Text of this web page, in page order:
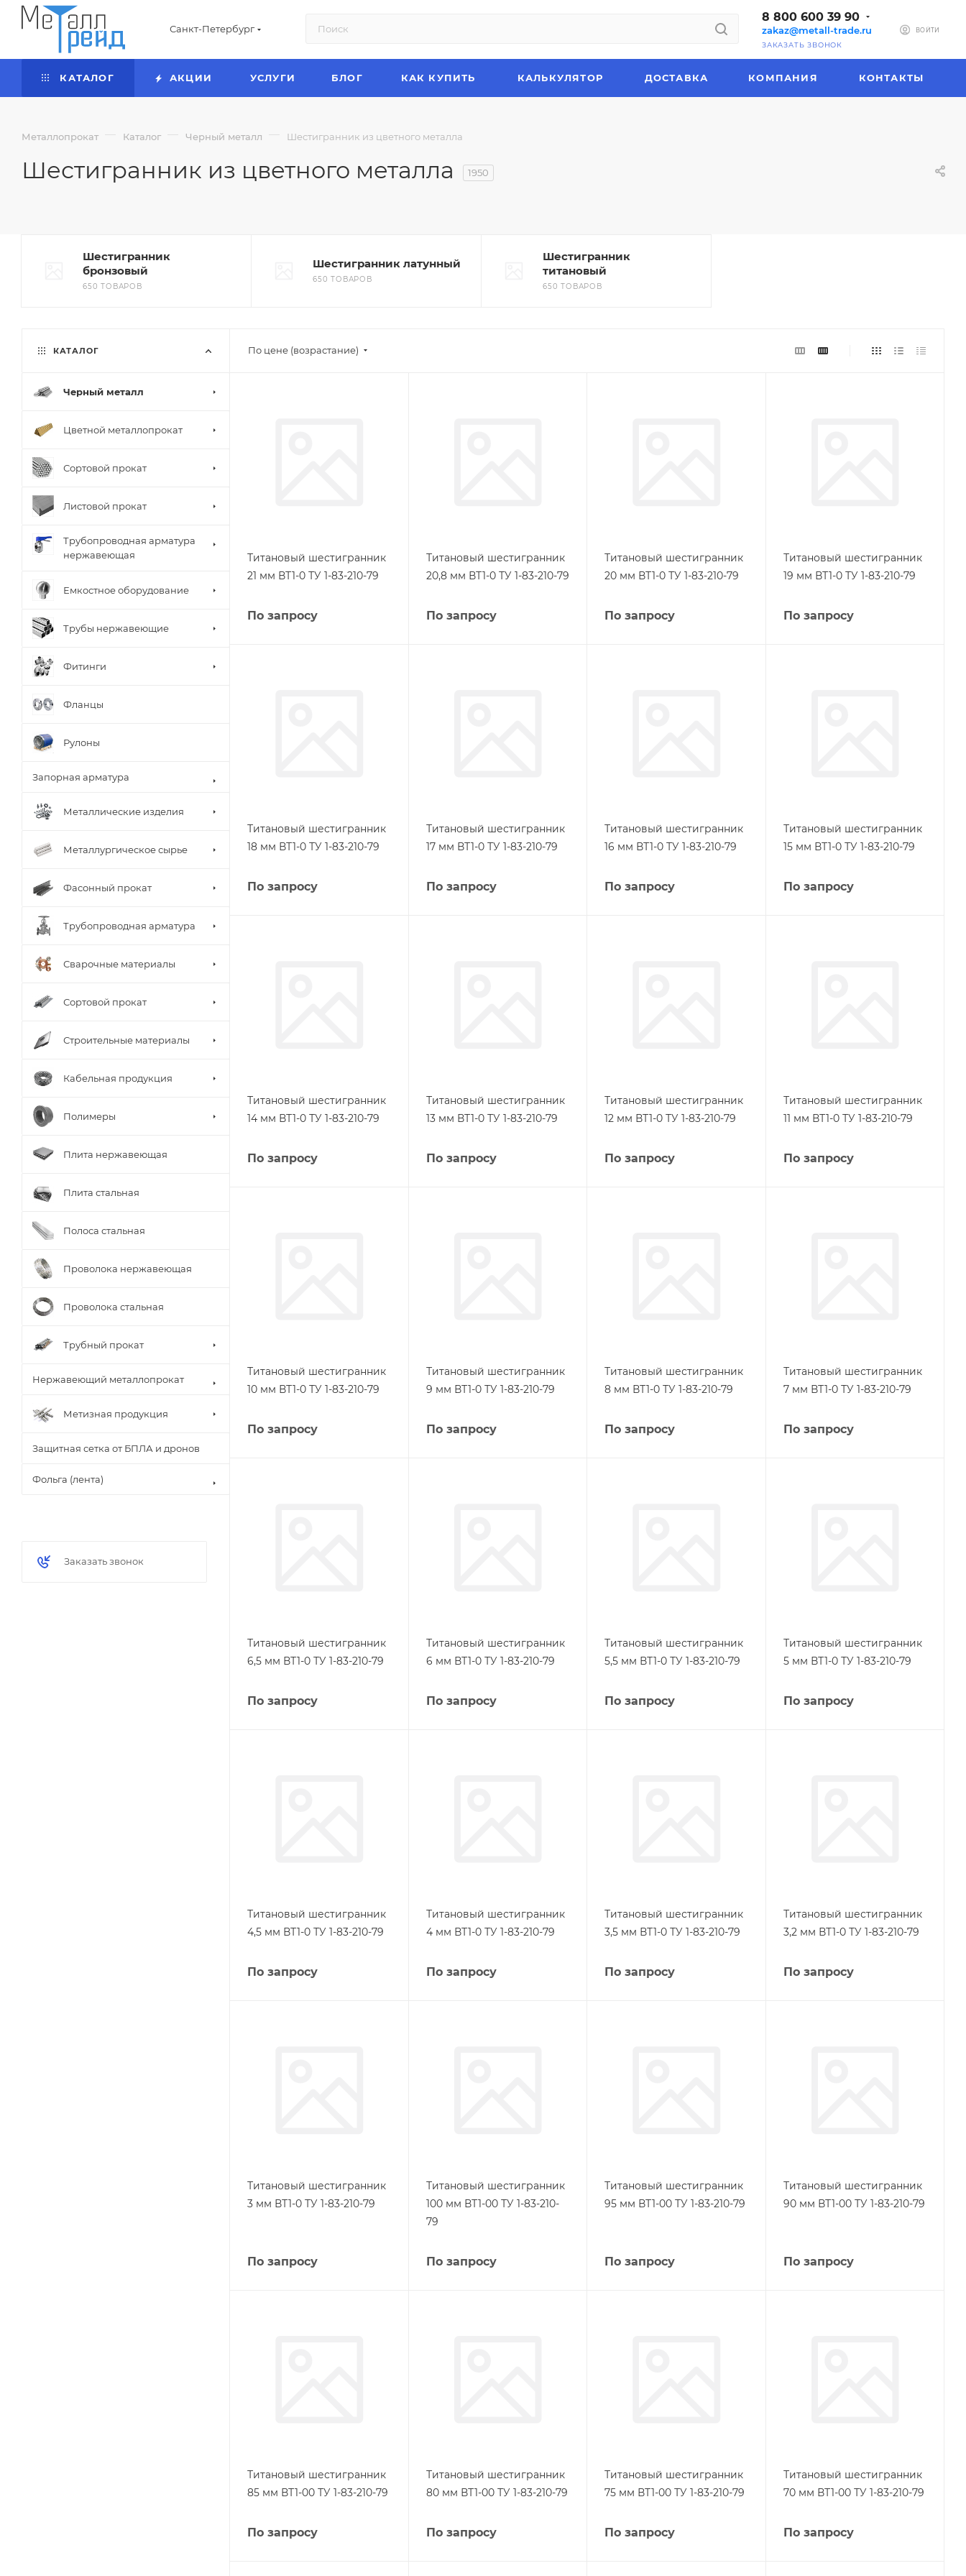
Санкт-Петербург
8 800 600 39 90
zakaz@metall-trade.ru
ЗАКАЗАТЬ ЗВОНОК
ВОЙТИ
КАТАЛОГ АКЦИИ УСЛУГИ БЛОГ КАК КУПИТЬ КАЛЬКУЛЯТОР ДОСТАВКА КОМПАНИЯ КОНТАКТЫ
Металлопрокат — Каталог — Черный металл — Шестигранник из цветного металла
Шестигранник из цветного металла 1950
Шестигранник
бронзовый
650 ТОВАРОВ
Шестигранник латунный
650 ТОВАРОВ
Шестигранник
титановый
650 ТОВАРОВ
По цене (возрастание)
Титановый шестигранник
21 мм ВТ1-0 ТУ 1-83-210-79
По запросу
Титановый шестигранник
20,8 мм ВТ1-0 ТУ 1-83-210-79
По запросу
Титановый шестигранник
20 мм ВТ1-0 ТУ 1-83-210-79
По запросу
Титановый шестигранник
19 мм ВТ1-0 ТУ 1-83-210-79
По запросу
Титановый шестигранник
18 мм ВТ1-0 ТУ 1-83-210-79
По запросу
Титановый шестигранник
17 мм ВТ1-0 ТУ 1-83-210-79
По запросу
Титановый шестигранник
16 мм ВТ1-0 ТУ 1-83-210-79
По запросу
Титановый шестигранник
15 мм ВТ1-0 ТУ 1-83-210-79
По запросу
Титановый шестигранник
14 мм ВТ1-0 ТУ 1-83-210-79
По запросу
Титановый шестигранник
13 мм ВТ1-0 ТУ 1-83-210-79
По запросу
Титановый шестигранник
12 мм ВТ1-0 ТУ 1-83-210-79
По запросу
Титановый шестигранник
11 мм ВТ1-0 ТУ 1-83-210-79
По запросу
Титановый шестигранник
10 мм ВТ1-0 ТУ 1-83-210-79
По запросу
Титановый шестигранник
9 мм ВТ1-0 ТУ 1-83-210-79
По запросу
Титановый шестигранник
8 мм ВТ1-0 ТУ 1-83-210-79
По запросу
Титановый шестигранник
7 мм ВТ1-0 ТУ 1-83-210-79
По запросу
Титановый шестигранник
6,5 мм ВТ1-0 ТУ 1-83-210-79
По запросу
Титановый шестигранник
6 мм ВТ1-0 ТУ 1-83-210-79
По запросу
Титановый шестигранник
5,5 мм ВТ1-0 ТУ 1-83-210-79
По запросу
Титановый шестигранник
5 мм ВТ1-0 ТУ 1-83-210-79
По запросу
Титановый шестигранник
4,5 мм ВТ1-0 ТУ 1-83-210-79
По запросу
Титановый шестигранник
4 мм ВТ1-0 ТУ 1-83-210-79
По запросу
Титановый шестигранник
3,5 мм ВТ1-0 ТУ 1-83-210-79
По запросу
Титановый шестигранник
3,2 мм ВТ1-0 ТУ 1-83-210-79
По запросу
Титановый шестигранник
3 мм ВТ1-0 ТУ 1-83-210-79
По запросу
Титановый шестигранник
100 мм ВТ1-00 ТУ 1-83-210-
79
По запросу
Титановый шестигранник
95 мм ВТ1-00 ТУ 1-83-210-79
По запросу
Титановый шестигранник
90 мм ВТ1-00 ТУ 1-83-210-79
По запросу
Титановый шестигранник
85 мм ВТ1-00 ТУ 1-83-210-79
По запросу
Титановый шестигранник
80 мм ВТ1-00 ТУ 1-83-210-79
По запросу
Титановый шестигранник
75 мм ВТ1-00 ТУ 1-83-210-79
По запросу
Титановый шестигранник
70 мм ВТ1-00 ТУ 1-83-210-79
По запросу
КАТАЛОГ
Черный металл
Цветной металлопрокат
Сортовой прокат
Листовой прокат
Трубопроводная арматура
нержавеющая
Емкостное оборудование
Трубы нержавеющие
Фитинги
Фланцы
Рулоны
Запорная арматура
Металлические изделия
Металлургическое сырье
Фасонный прокат
Трубопроводная арматура
Сварочные материалы
Сортовой прокат
Строительные материалы
Кабельная продукция
Полимеры
Плита нержавеющая
Плита стальная
Полоса стальная
Проволока нержавеющая
Проволока стальная
Трубный прокат
Нержавеющий металлопрокат
Метизная продукция
Защитная сетка от БПЛА и дронов
Фольга (лента)
Заказать звонок